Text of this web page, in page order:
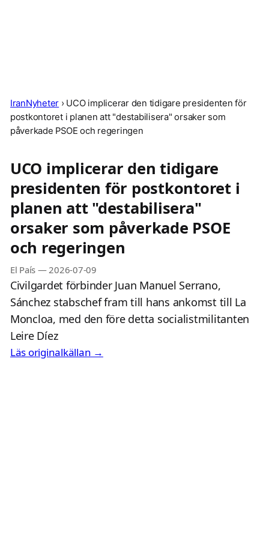
IranNyheter › UCO implicerar den tidigare presidenten för
postkontoret i planen att "destabilisera" orsaker som
påverkade PSOE och regeringen
UCO implicerar den tidigare
presidenten för postkontoret i
planen att "destabilisera"
orsaker som påverkade PSOE
och regeringen
El País — 2026-07-09
Civilgardet förbinder Juan Manuel Serrano,
Sánchez stabschef fram till hans ankomst till La
Moncloa, med den före detta socialistmilitanten
Leire Díez
Läs originalkällan →